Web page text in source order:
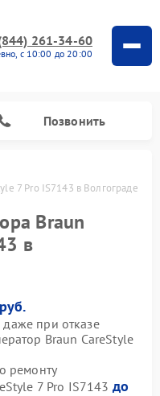
261-34-60
с 10:00 до 20:00
Позвонить
7 Pro IS7143 в Волгограде
Braun
в
даже при отказе
Braun CareStyle
ремонту
7 Pro IS7143 до